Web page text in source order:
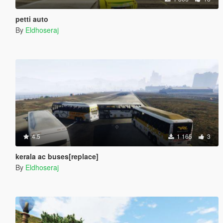
petti auto
By Eldhoseraj
4.5 1 165 3
kerala ac buses[replace]
By Eldhoseraj